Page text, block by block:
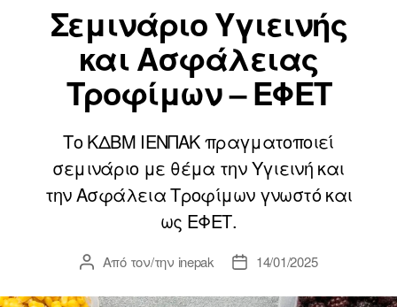
Σεμινάριο Υγιεινής
και Ασφάλειας
Τροφίμων – ΕΦΕΤ
Το ΚΔΒΜ ΙΕΝΠΑΚ πραγματοποιεί
σεμινάριο με θέμα την Υγιεινή και
την Ασφάλεια Τροφίμων γνωστό και
ως ΕΦΕΤ.
Συντάκτης
Από τον/την inepak
Ημ.14/01/2025